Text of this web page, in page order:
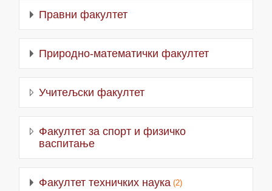
Правни факултет
Природно-математички факултет
Учитељски факултет
Факултет за спорт и физичко
васпитање
Факултет техничких наука (2)